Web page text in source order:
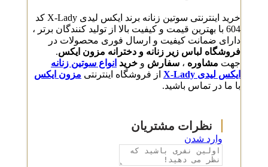
خرید اینترنتی سوتین زنانه برند ایکس لیدی X-Lady کد
604 با بهترین قیمت و کیفیت بالا از تولید کنندگان برتر ،
دارای ضمانت کیفیت و ارسال فوری محصولات در
فروشگاه لباس زیر زنانه و دخترانه مزون ایکس.
جهتمشاوره،سفارشوخرید انواع سوتین زنانه
ایکس لیدی X-Lady
از فروشگاه اینترنتیمزون ایکس
با ما در تماس باشید.
وارد شدن